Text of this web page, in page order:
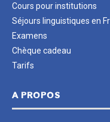
Cours pour institutions
Séjours linguistiques en
Examens
Chèque cadeau
Tarifs
A PROPOS